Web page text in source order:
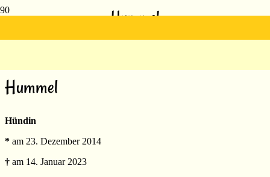
Hummel
Hummel
Hündin
* am 23. Dezember 2014
† am 14. Januar 2023